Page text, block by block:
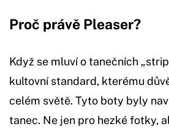
Proč právě Pleaser?
Když se mluví o tanečních
kultovní standard, kterému
celém světě. Tyto boty byly
tanec. Ne jen pro hezké fotky,